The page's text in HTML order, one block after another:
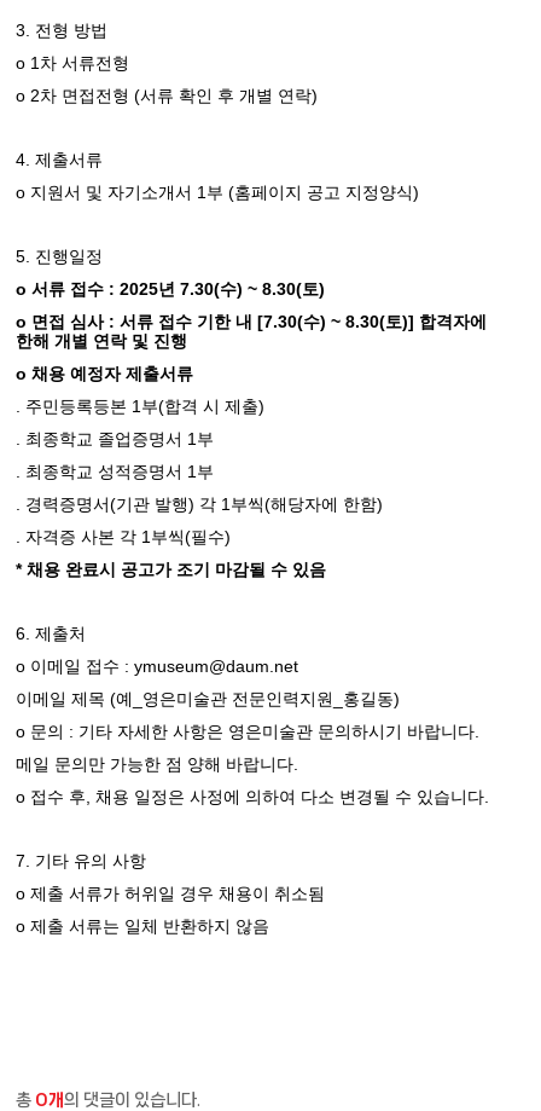
3. 전형 방법
o 1 차 서류전형
o 2차 면접전형(서류 확인 후 개별 연락)
4.제출서류
o 지원서 및 자기소개서 1 부(홈페이지 공고 지정양식)
5. 진행일정
o서류 접수 : 2025년7.30(수) ~ 8.30(토)
o 면접 심사 :서류 접수 기한 내[7.30(수) ~ 8.30(토)] 합격자에
한해 개별 연락 및 진행
o채용 예정자 제출서류
주민등록등본 1 부(합격 시 제출)
최종학교 졸업증명서 1 부
최종학교 성적증명서 1 부
경력증명서(기관 발행) 각 1 부씩(해당자에 한함)
자격증 사본 각 1 부씩(필수)
*채용 완료시 공고가 조기 마감될 수 있음
6.제출처
o 이메일 접수 : ymuseum@daum.net
이메일 제목(예 영은미술관 전문인력지원 홍길동)
o 문의 : 기타 자세한 사항은 영은미술관 문의하시기 바랍니다
메일 문의만 가능한 점 양해 바랍니다
o 접수 후 채용 일정은 사정에 의하여 다소 변경될 수 있습니다
7. 기타 유의 사항
o제출 서류가 허위일 경우 채용이 취소됨
o제출 서류는 일체 반환하지 않음
총 0개의 댓글이 있습니다.